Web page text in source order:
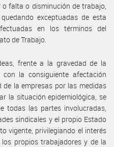
falta o disminución de trabajo,
exceptuadas de esta
en los términos del
de Trabajo.
frente a la gravedad de la
la consiguiente afectación
la empresas por las medidas
la situación epidemiológica, se
todas las partes involucradas,
sindicales y el propio Estado
vigente, privilegiando el interés
propios trabajadores y de la